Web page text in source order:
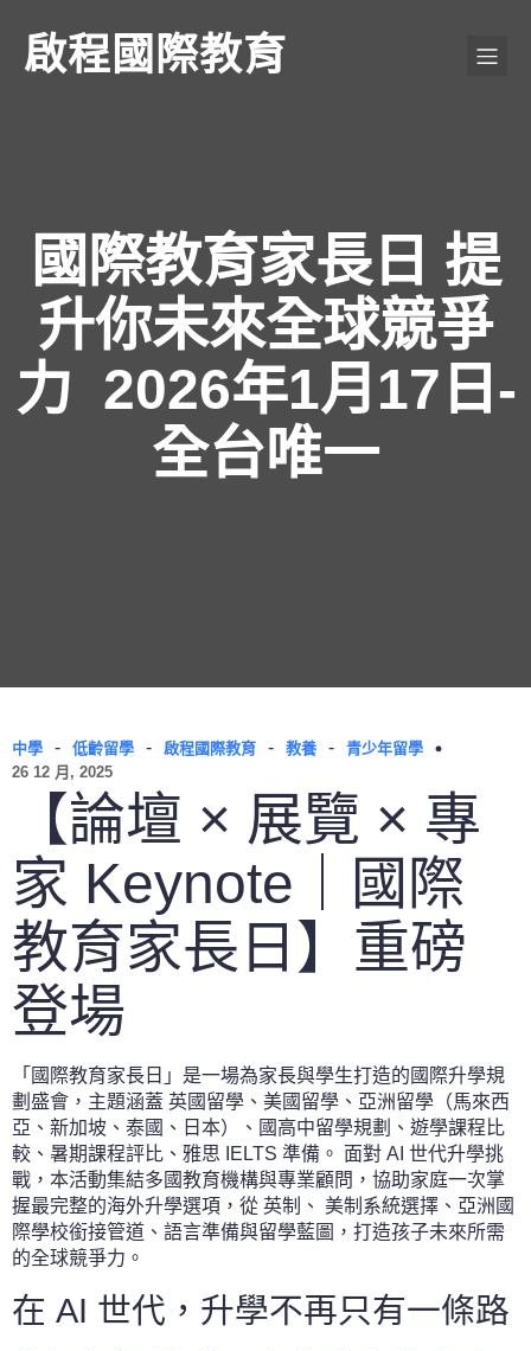
啟程國際教育
國際教育家長日 提
升你未來全球競爭
力 2026年1月17日-
全台唯一
中學 - 低齡留學 - 啟程國際教育 - 教養 -
青少年留學
26 12 月, 2025
【論壇 × 展覽 × 專
家 Keynote｜國際
教育家長日】重磅
登場
「國際教育家長日」是一場為家長與學生打造的國際升學規
劃盛會，主題涵蓋 英國留學、美國留學、亞洲留學（馬來西
亞、新加坡、泰國、日本）、國高中留學規劃、遊學課程比
較、暑期課程評比、雅思 IELTS 準備。 面對 AI 世代升學挑
戰，本活動集結多國教育機構與專業顧問，協助家庭一次掌
握最完整的海外升學選項，從 英制、 美制系統選擇、亞洲國
際學校銜接管道、語言準備與留學藍圖，打造孩子未來所需
的全球競爭力。
在 AI 世代，升學不再只有一條路